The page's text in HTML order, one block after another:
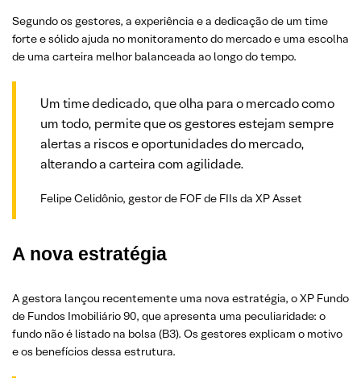
Segundo os gestores, a experiência e a dedicação de um time
forte e sólido ajuda no monitoramento do mercado e uma escolha
de uma carteira melhor balanceada ao longo do tempo.
Um time dedicado, que olha para o mercado como
um todo, permite que os gestores estejam sempre
alertas a riscos e oportunidades do mercado,
alterando a carteira com agilidade.
Felipe Celidônio, gestor de FOF de FIIs da XP Asset
A nova estratégia
A gestora lançou recentemente uma nova estratégia, o XP Fundo
de Fundos Imobiliário 90, que apresenta uma peculiaridade: o
fundo não é listado na bolsa (B3). Os gestores explicam o motivo
e os benefícios dessa estrutura.